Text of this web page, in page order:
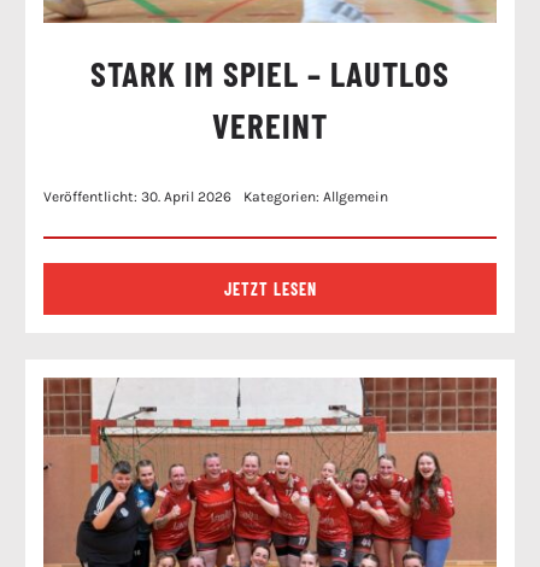
STARK IM SPIEL – LAUTLOS
VEREINT
Veröffentlicht: 30. April 2026 Kategorien: Allgemein
JETZT LESEN